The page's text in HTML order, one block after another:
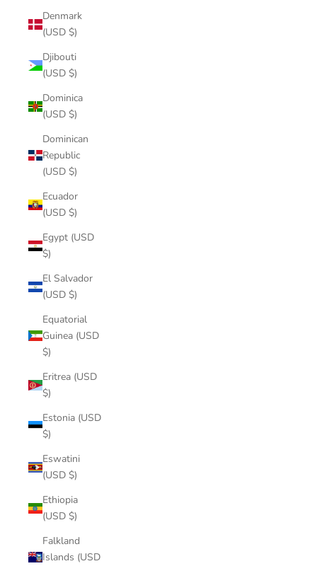
Denmark
(USD $)
Djibouti
(USD $)
Dominica
(USD $)
Dominican
Republic
(USD $)
Ecuador
(USD $)
Egypt (USD
$)
El Salvador
(USD $)
Equatorial
Guinea (USD
$)
Eritrea (USD
$)
Estonia (USD
$)
Eswatini
(USD $)
Ethiopia
(USD $)
Falkland
Islands (USD